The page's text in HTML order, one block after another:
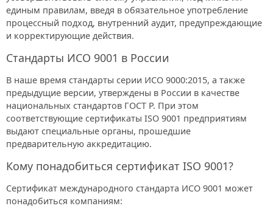
единым правилам, введя в обязательное употребление
процессный подход, внутренний аудит, предупреждающие
и корректирующие действия.
Стандарты ИСО 9001 в России
В наше время стандарты серии ИСО 9000:2015, а также
предыдущие версии, утверждены в России в качестве
национальных стандартов ГОСТ Р. При этом
соответствующие сертификаты ISO 9001 предприятиям
выдают специальные органы, прошедшие
предварительную аккредитацию.
Кому понадобиться сертификат ISO 9001?
Сертификат международного стандарта ИСО 9001 может
понадобиться компаниям: